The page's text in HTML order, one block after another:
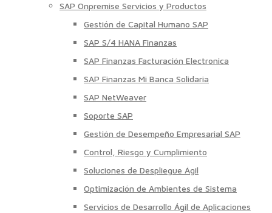
SAP Onpremise Servicios y Productos
Gestión de Capital Humano SAP
SAP S/4 HANA Finanzas
SAP Finanzas Facturación Electronica
SAP Finanzas Mi Banca Solidaria
SAP NetWeaver
Soporte SAP
Gestión de Desempeño Empresarial SAP
Control, Riesgo y Cumplimiento
Soluciones de Despliegue Ágil
Optimización de Ambientes de Sistema
Servicios de Desarrollo Ágil de Aplicaciones